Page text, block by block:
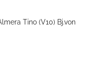
Tino (V10) Bj.von